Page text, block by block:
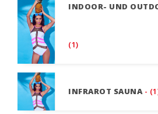
INDOOR- UND
(1)
INFRAROT SAUNA -